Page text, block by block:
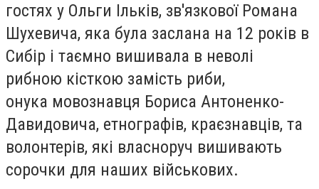
гостях у Ольги Ільків, зв'язкової Романа
Шухевича, яка була заслана на 12 років в
Сибір і таємно вишивала в неволі
рибною кісткою замість риби,
онука мовознавця Бориса Антоненко-
Давидовича, етнографів, краєзнавців, та
волонтерів, які власноруч вишивають
сорочки для наших військових.